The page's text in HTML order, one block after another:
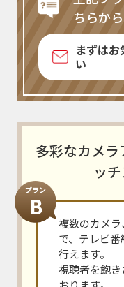
ちらから
まずは
い
多彩なカメ
ッ
プラン
B
複数のカメ
で、テレビ
行えます。
視聴者を飽